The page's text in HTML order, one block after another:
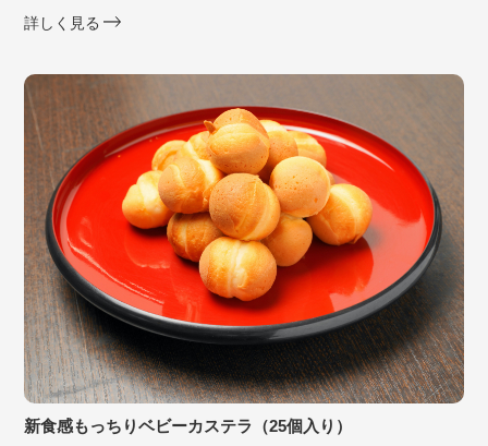
詳しく見る
新食感もっちりベビーカステラ（25個入り）